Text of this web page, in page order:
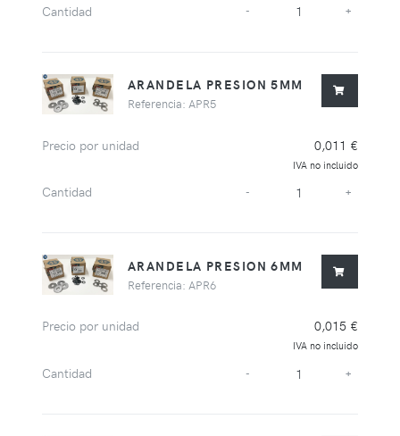
Cantidad - +
ARANDELA PRESION 5MM
Referencia: APR5
Precio por unidad 0,011 €
IVA no incluido
Cantidad - +
ARANDELA PRESION 6MM
Referencia: APR6
Precio por unidad 0,015 €
IVA no incluido
Cantidad - +